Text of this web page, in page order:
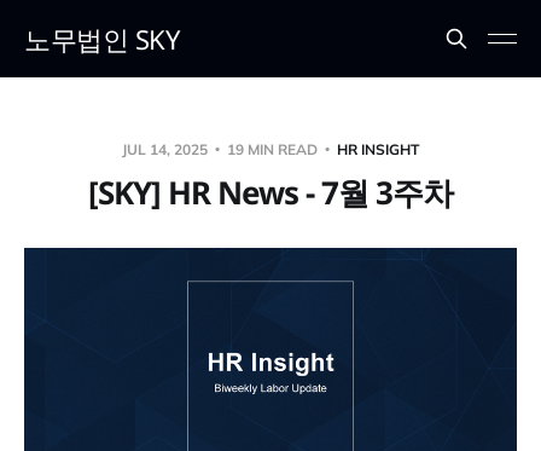
노무법인 SKY
JUL 14, 2025 19 MIN READ HR INSIGHT
[SKY] HR News - 7월 3주차